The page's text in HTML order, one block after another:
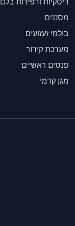
מסננים
בולמי זעזועים
מערכת קירור
פנסים ראשיים
מגן קדמי